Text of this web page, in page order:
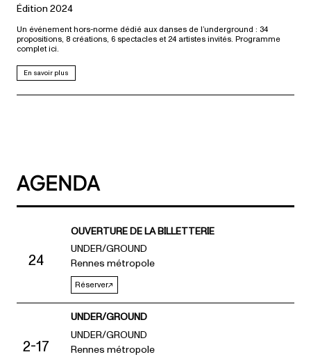
Édition 2024
Un événement hors-norme dédié aux danses de l’underground : 34
propositions, 8 créations, 6 spectacles et 24 artistes invités. Programme
complet ici.
En savoir plus
AGENDA
24
OUVERTURE DE LA BILLETTERIE
UNDER/GROUND
Rennes métropole
Réserver
2-17
UNDER/GROUND
UNDER/GROUND
Rennes métropole